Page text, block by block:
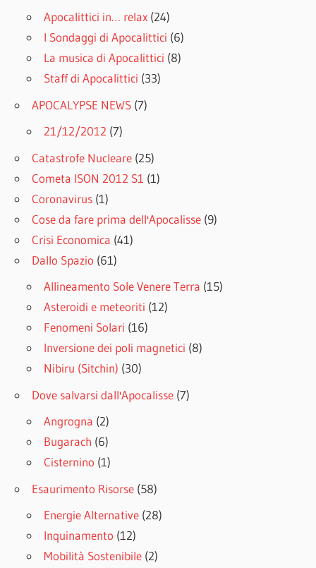
Apocalittici in… relax (24)
I Sondaggi di Apocalittici (6)
La musica di Apocalittici (8)
Staff di Apocalittici (33)
APOCALYPSE NEWS (7)
21/12/2012 (7)
Catastrofe Nucleare (25)
Cometa ISON 2012 S1 (1)
Coronavirus (1)
Cose da fare prima dell'Apocalisse (9)
Crisi Economica (41)
Dallo Spazio (61)
Allineamento Sole Venere Terra (15)
Asteroidi e meteoriti (12)
Fenomeni Solari (16)
Inversione dei poli magnetici (8)
Nibiru (Sitchin) (30)
Dove salvarsi dall'Apocalisse (7)
Angrogna (2)
Bugarach (6)
Cisternino (1)
Esaurimento Risorse (58)
Energie Alternative (28)
Inquinamento (12)
Mobilità Sostenibile (2)